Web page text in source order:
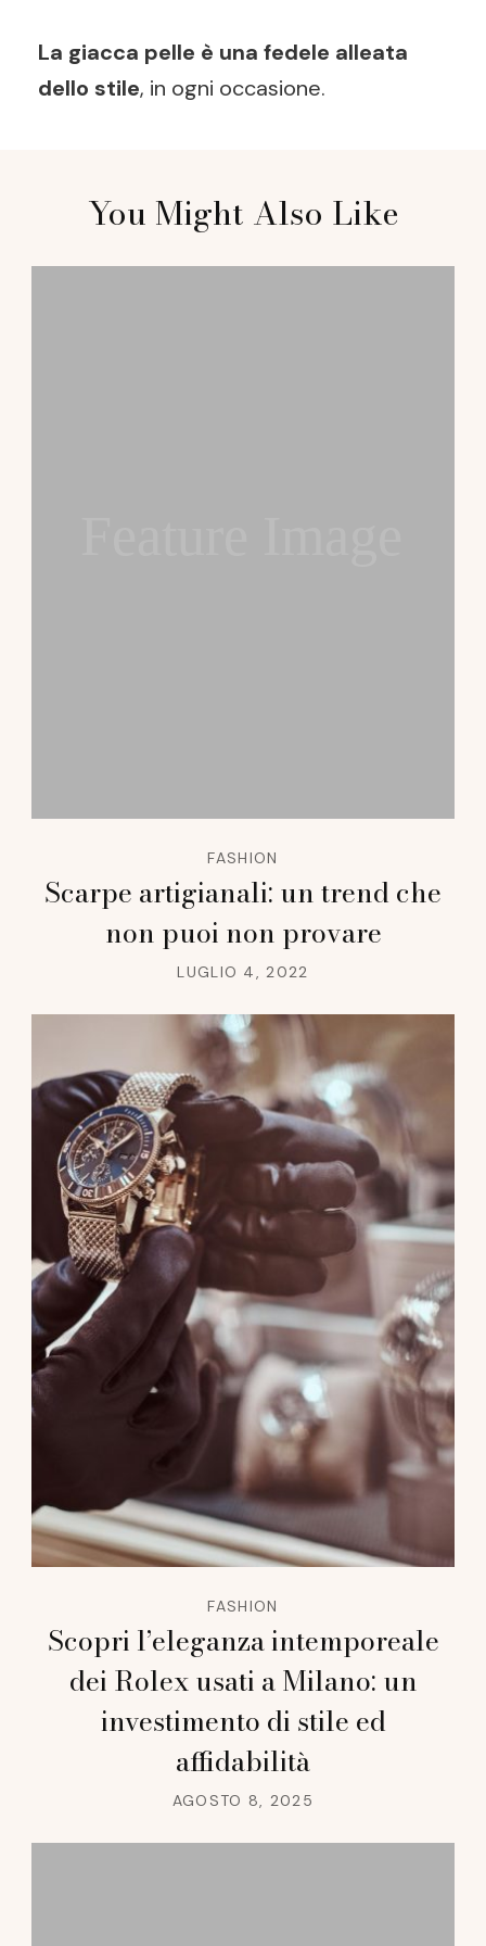
La giacca pelle è una fedele alleata
dello stile, in ogni occasione.
Navigation
You Might Also Like
FASHION
Scarpe artigianali: un trend che
non puoi non provare
LUGLIO 4, 2022
FASHION
Scopri l’eleganza intemporeale
dei Rolex usati a Milano: un
investimento di stile ed
affidabilità
AGOSTO 8, 2025